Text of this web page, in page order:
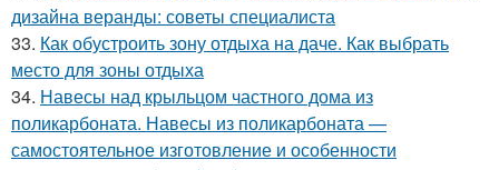
дизайна веранды: советы специалиста
33. Как обустроить зону отдыха на даче. Как выбрать
место для зоны отдыха
34. Навесы над крыльцом частного дома из
поликарбоната. Навесы из поликарбоната —
самостоятельное изготовление и особенности